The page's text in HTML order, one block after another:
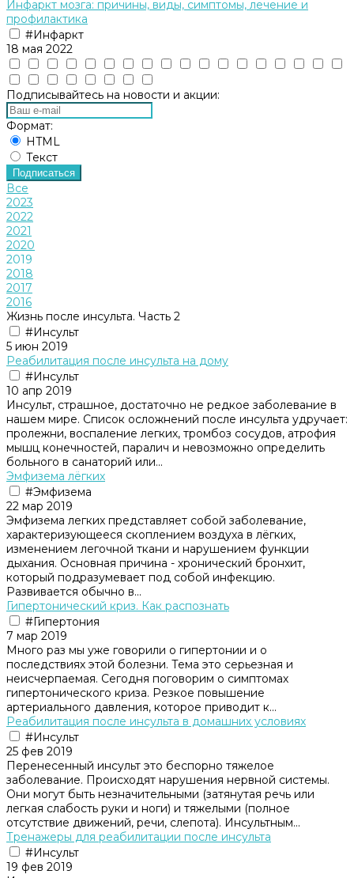
Инфаркт мозга: причины, виды, симптомы, лечение и
профилактика
#Инфаркт
18 мая 2022
Подписывайтесь на новости и акции:
Формат:
HTML
Текст
Подписаться
Все
2023
2022
2021
2020
2019
2018
2017
2016
Жизнь после инсульта. Часть 2
#Инсульт
5 июн 2019
Реабилитация после инсульта на дому
#Инсульт
10 апр 2019
Инсульт, страшное, достаточно не редкое заболевание в
нашем мире. Список осложнений после инсульта удручает:
пролежни, воспаление легких, тромбоз сосудов, атрофия
мышц конечностей, паралич и невозможно определить
больного в санаторий или...
Эмфизема лёгких
#Эмфизема
22 мар 2019
Эмфизема легких представляет собой заболевание,
характеризующееся скоплением воздуха в лёгких,
изменением легочной ткани и нарушением функции
дыхания. Основная причина - хронический бронхит,
который подразумевает под собой инфекцию.
Развивается обычно в...
Гипертонический криз. Как распознать
#Гипертония
7 мар 2019
Много раз мы уже говорили о гипертонии и о
последствиях этой болезни. Тема это серьезная и
неисчерпаемая. Сегодня поговорим о симптомах
гипертонического криза. Резкое повышение
артериального давления, которое приводит к...
Реабилитация после инсульта в домашних условиях
#Инсульт
25 фев 2019
Перенесенный инсульт это беспорно тяжелое
заболевание. Происходят нарушения нервной системы.
Они могут быть незначительными (затянутая речь или
легкая слабость руки и ноги) и тяжелыми (полное
отсутствие движений, речи, слепота). Инсультным...
Тренажеры для реабилитации после инсульта
#Инсульт
19 фев 2019